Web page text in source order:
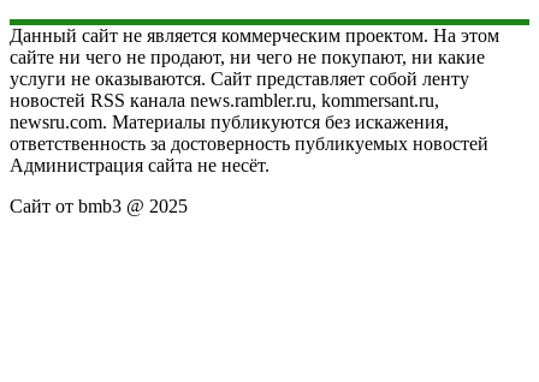
Данный сайт не является коммерческим проектом. На этом
сайте ни чего не продают, ни чего не покупают, ни какие
услуги не оказываются. Сайт представляет собой ленту
новостей RSS канала news.rambler.ru, kommersant.ru,
newsru.com. Материалы публикуются без искажения,
ответственность за достоверность публикуемых новостей
Администрация сайта не несёт.
Сайт от bmb3 @ 2025